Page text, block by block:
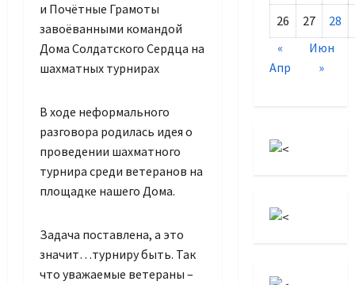
и Почётные Грамоты
завоёванными командой
Дома Солдатского Сердца на
шахматных турнирах
В ходе неформального
разговора родилась идея о
проведении шахматного
турнира среди ветеранов на
площадке нашего Дома.
Задача поставлена, а это
значит…турниру быть. Так
что уважаемые ветераны –
26 27 28
«
Апр
Июн
»